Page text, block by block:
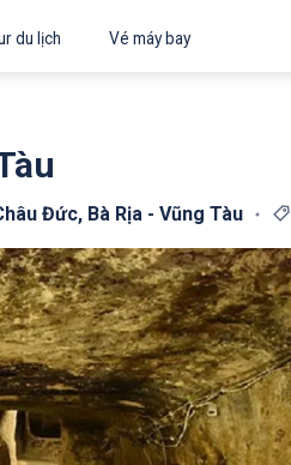
du lịch Vé máy bay
Đức, Bà Rịa - Vũng Tàu